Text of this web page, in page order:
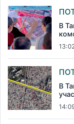
В
В